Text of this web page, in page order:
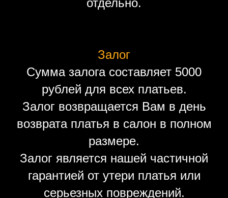
отдельно.
Залог
Сумма залога составляет 5000
рублей для всех платьев.
Залог возвращается Вам в день
возврата платья в салон в полном
размере.
Залог является нашей частичной
гарантией от утери платья или
серьезных повреждений.